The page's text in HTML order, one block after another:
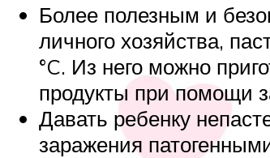
Более полезным и
личного хозяйства,
°C. Из него можно
продукты при помощи
Давать ребенку
заражения